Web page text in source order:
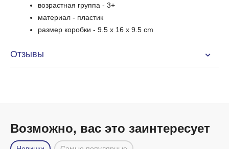
возрастная группа - 3+
материал - пластик
размер коробки- 9.5x 16 x 9.5 cm
Отзывы
Возможно, вас это заинтересует